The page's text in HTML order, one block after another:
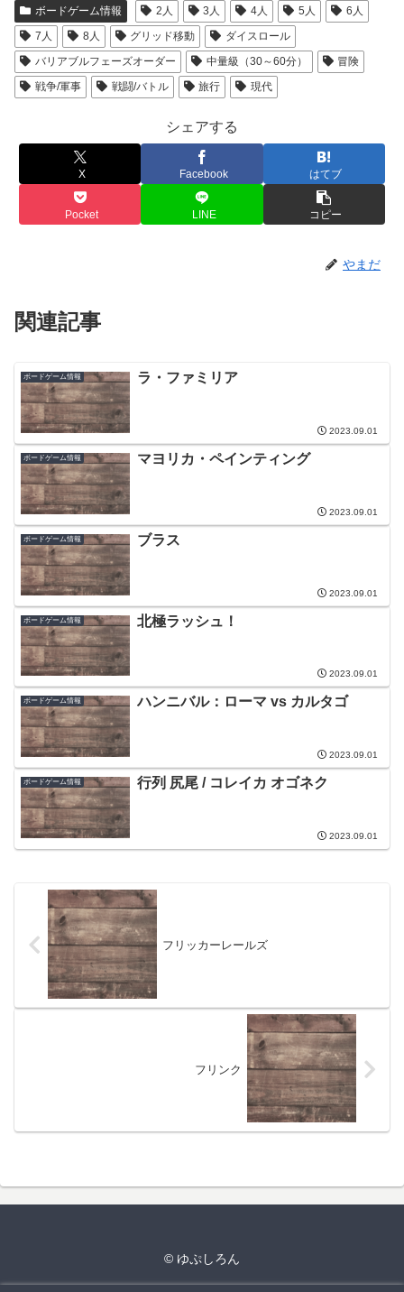
ボードゲーム情報 2人 3人 4人 5人
6人
7人
8人 グリッド移動
ダイスロール
バリアブルフェーズオーダー
中量級（30～60分）
冒険
戦争/軍事
戦闘/バトル 旅行 現代
シェアする
X Facebook はてブ
Pocket LINE コピー
やまだ
関連記事
ボードゲーム情報 ラ・ファミリア
2023.09.01
ボードゲーム情報 マヨリカ・ペインティング
2023.09.01
ボードゲーム情報 ブラス
2023.09.01
ボードゲーム情報 北極ラッシュ！
2023.09.01
ボードゲーム情報 ハンニバル：ローマ vs カルタゴ
2023.09.01
ボードゲーム情報 行列 尻尾 / コレイカ オゴネク
2023.09.01
フリッカーレールズ
フリンク
© ゆぷしろん